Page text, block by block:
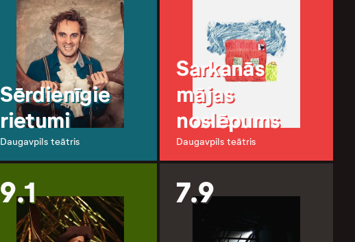
Sērdienīgie
rietumi
Daugavpils teātris
Sarkanās
mājas
noslēpums
Daugavpils teātris
9.1 7.9